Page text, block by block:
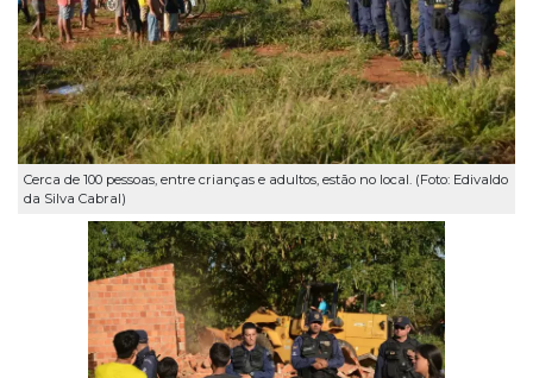
Cerca de 100 pessoas, entre crianças e adultos, estão no local. (Foto: Edivaldo
da Silva Cabral)